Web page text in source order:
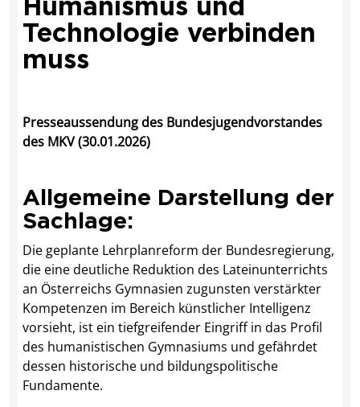
Humanismus und
Technologie verbinden
muss
Presseaussendung des Bundesjugendvorstandes
des MKV (30.01.2026)
Allgemeine Darstellung der
Sachlage:
Die geplante Lehrplanreform der Bundesregierung,
die eine deutliche Reduktion des Lateinunterrichts
an Österreichs Gymnasien zugunsten verstärkter
Kompetenzen im Bereich künstlicher Intelligenz
vorsieht, ist ein tiefgreifender Eingriff in das Profil
des humanistischen Gymnasiums und gefährdet
dessen historische und bildungspolitische
Fundamente.